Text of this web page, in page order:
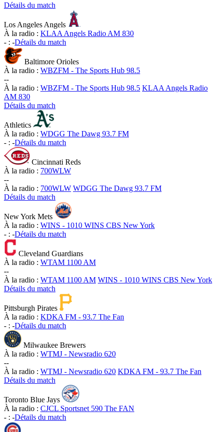
Détails du match
Los Angeles Angels
À la radio : KLAA Angels Radio AM 830
- : -Détails du match
Baltimore Orioles
À la radio : WBZFM - The Sports Hub 98.5
--
À la radio : WBZFM - The Sports Hub 98.5 KLAA Angels Radio
AM 830
Détails du match
Athletics
À la radio : WDGG The Dawg 93.7 FM
- : -Détails du match
Cincinnati Reds
À la radio : 700WLW
--
À la radio : 700WLW WDGG The Dawg 93.7 FM
Détails du match
New York Mets
À la radio : WINS - 1010 WINS CBS New York
- : -Détails du match
Cleveland Guardians
À la radio : WTAM 1100 AM
--
À la radio : WTAM 1100 AM WINS - 1010 WINS CBS New York
Détails du match
Pittsburgh Pirates
À la radio : KDKA FM - 93.7 The Fan
- : -Détails du match
Milwaukee Brewers
À la radio : WTMJ - Newsradio 620
--
À la radio : WTMJ - Newsradio 620 KDKA FM - 93.7 The Fan
Détails du match
Toronto Blue Jays
À la radio : CJCL Sportsnet 590 The FAN
- : -Détails du match